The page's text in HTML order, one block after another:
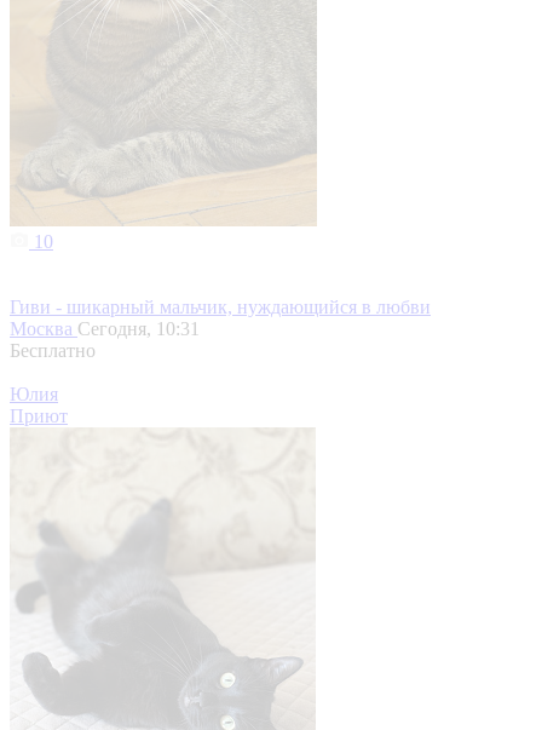
10
Гиви - шикарный мальчик, нуждающийся в любви
Москва Сегодня, 10:31
Бесплатно
Юлия
Приют